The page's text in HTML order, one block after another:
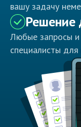
вашу задачу
Решение
Любые запросы
специалисты